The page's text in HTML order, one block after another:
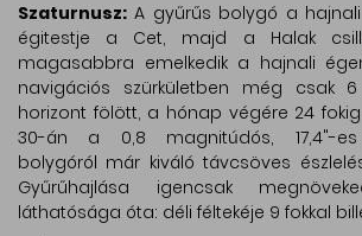
Szaturnusz: A gyűrűs bolygó a
égitestje a Cet, majd a Halak
magasabbra emelkedik a hajnali
navigációs szürkületben még csak
horizont fölött, a hónap végére 24 fokig
30-án a 0,8 magnitúdós, 17,4"-es
bolygóról már kiváló távcsöves
Gyűrűhajlása igencsak
láthatósága óta: déli féltekéje 9 fokkal